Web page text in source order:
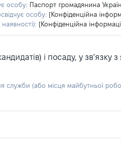
особу: Паспорт громадянина
особу: [Конфіденційна
[Конфіденційна
і посаду, у зв’язку з
служби (або місця майбутньої